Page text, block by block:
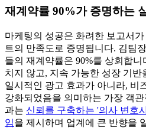
재계약률 90%가 증명하는
마케팅의 성공은 화려한 보고서
트의 만족도로 증명됩니다. 김팀
들의 재계약률은 90%를 상회합
치지 않고, 지속 가능한 성장 기
일시적인 광고 효과가 아니라, 비
강화되었음을 의미하는 가장 객
과는 신뢰를 구축하는 '의사 변호
임을 제시하며 업계에 큰 반향을